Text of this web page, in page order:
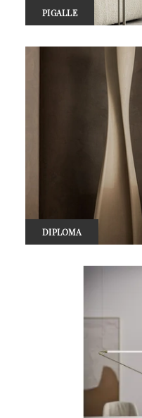
PIGALLE
DIPLOMA